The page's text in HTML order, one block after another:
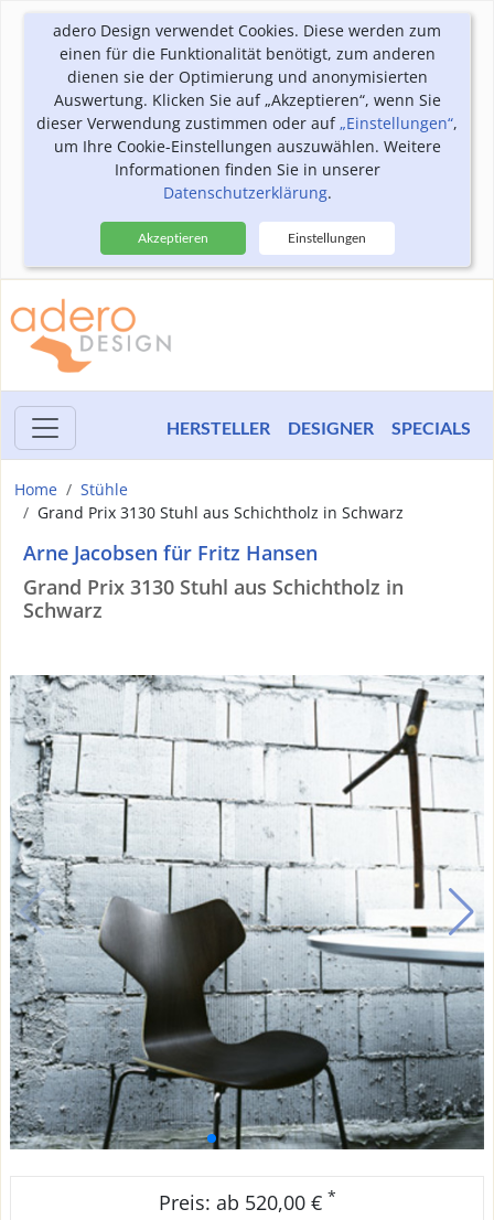
adero Design verwendet Cookies. Diese werden zum
einen für die Funktionalität benötigt, zum anderen
dienen sie der Optimierung und anonymisierten
Auswertung. Klicken Sie auf „Akzeptieren“, wenn Sie
dieser Verwendung zustimmen oder auf„Einstellungen“,
um Ihre Cookie-Einstellungen auszuwählen. Weitere
Informationen finden Sie in unserer
Datenschutzerklärung.
Akzeptieren Einstellungen
HERSTELLER DESIGNER SPECIALS
Home
Stühle
Grand Prix 3130 Stuhl aus Schichtholz in Schwarz
Arne Jacobsen für Fritz Hansen
Grand Prix 3130 Stuhl aus Schichtholz in
Schwarz
Preis: ab 520,00 € *